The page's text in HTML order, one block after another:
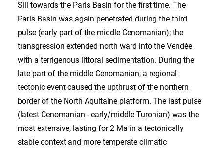
Sill towards the Paris Basin for the first time. The
Paris Basin was again penetrated during the third
pulse (early part of the middle Cenomanian); the
transgression extended north ward into the Vendée
with a terrigenous littoral sedimentation. During the
late part of the middle Cenomanian, a regional
tectonic event caused the upthrust of the northern
border of the North Aquitaine platform. The last pulse
(latest Cenomanian - early/middle Turonian) was the
most extensive, lasting for 2 Ma in a tectonically
stable context and more temperate climatic